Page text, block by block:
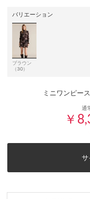
バリエーション
ブラウン
（30）
ミニワンピー
通
￥
サ